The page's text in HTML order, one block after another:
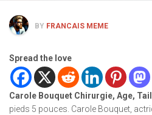
BY FRANCAIS MEME
Spread the love
Carole Bouquet Chirurgie, Age,
pieds 5 pouces. Carole Bouquet,